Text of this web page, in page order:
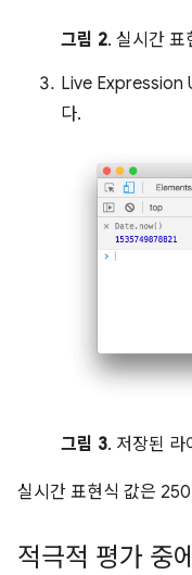
그림 2. 실시간 표
Live Expression
다.
그림 3. 저장된 라
실시간 표현식 값은
적극적 평가 중